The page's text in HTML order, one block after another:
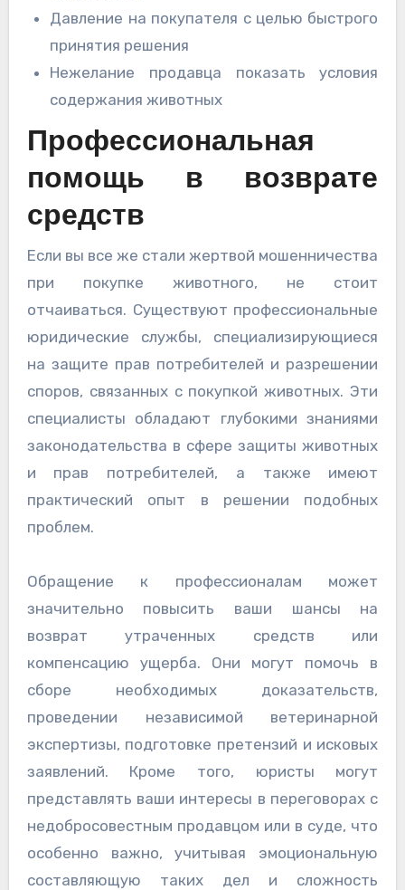
Давление на покупателя с целью быстрого
принятия решения
Нежелание продавца показать условия
содержания животных
Профессиональная
помощь в возврате
средств
Если вы все же стали жертвой мошенничества
при покупке животного, не стоит
отчаиваться. Существуют профессиональные
юридические службы, специализирующиеся
на защите прав потребителей и разрешении
споров, связанных с покупкой животных. Эти
специалисты обладают глубокими знаниями
законодательства в сфере защиты животных
и прав потребителей, а также имеют
практический опыт в решении подобных
проблем.
Обращение к профессионалам может
значительно повысить ваши шансы на
возврат утраченных средств или
компенсацию ущерба. Они могут помочь в
сборе необходимых доказательств,
проведении независимой ветеринарной
экспертизы, подготовке претензий и исковых
заявлений. Кроме того, юристы могут
представлять ваши интересы в переговорах с
недобросовестным продавцом или в суде, что
особенно важно, учитывая эмоциональную
составляющую таких дел и сложность